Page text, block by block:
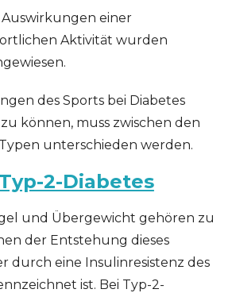
einer
Aktivität wurden
des Sports bei Diabetes
können, muss zwischen den
unterschieden werden.
Typ-2-Diabetes
und Übergewicht gehören zu
der Entstehung dieses
durch eine Insulinresistenz des
ist. Bei Typ-2-